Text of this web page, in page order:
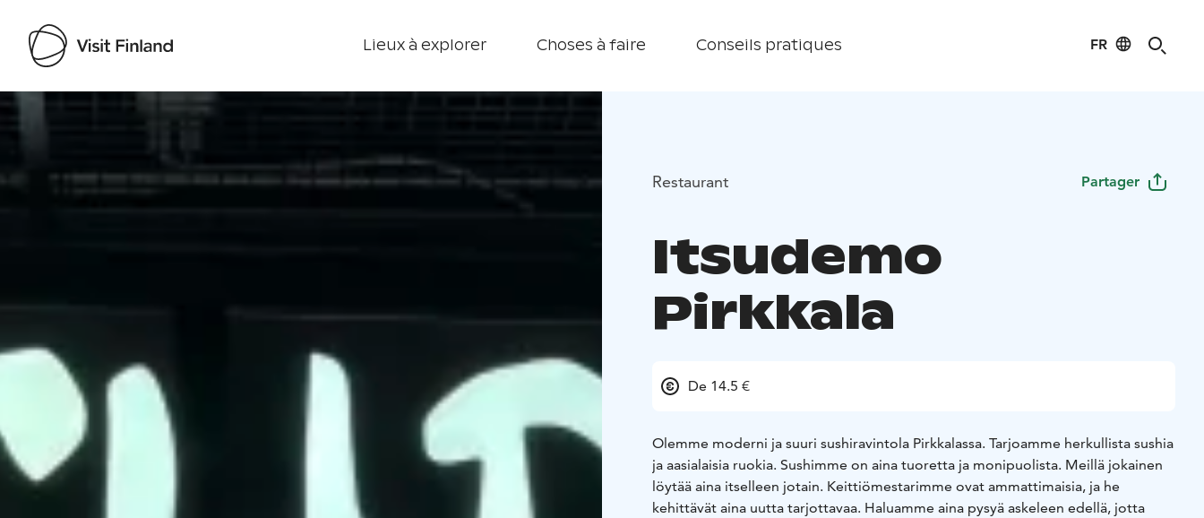
Lieux à explorer Choses à faire Conseils pratiques FR
Visit Finland
Restaurant Partager
Itsudemo
Pirkkala
De 14.5 €
Olemme moderni ja suuri sushiravintola Pirkkalassa. Tarjoamme herkullista sushia
ja aasialaisia ruokia. Sushimme on aina tuoretta ja monipuolista. Meillä jokainen
löytää aina itselleen jotain. Keittiömestarimme ovat ammattimaisia, ja he
kehittävät aina uutta tarjottavaa. Haluamme aina pysyä askeleen edellä, jotta